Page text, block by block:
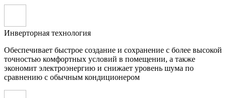
Инверторная технология
Обеспечивает быстрое создание и сохранение с более высокой
точностью комфортных условий в помещении, а также
экономит электроэнергию и снижает уровень шума по
сравнению с обычным кондиционером